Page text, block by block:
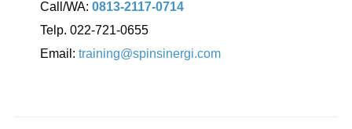
Call/WA: 0813-2117-0714
Telp. 022-721-0655
Email: training@spinsinergi.com